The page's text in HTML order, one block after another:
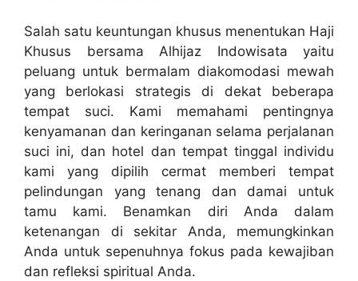
Salah satu keuntungan khusus menentukan Haji
Khusus bersama Alhijaz Indowisata yaitu
peluang untuk bermalam diakomodasi mewah
yang berlokasi strategis di dekat beberapa
tempat suci. Kami memahami pentingnya
kenyamanan dan keringanan selama perjalanan
suci ini, dan hotel dan tempat tinggal individu
kami yang dipilih cermat memberi tempat
pelindungan yang tenang dan damai untuk
tamu kami. Benamkan diri Anda dalam
ketenangan di sekitar Anda, memungkinkan
Anda untuk sepenuhnya fokus pada kewajiban
dan refleksi spiritual Anda.